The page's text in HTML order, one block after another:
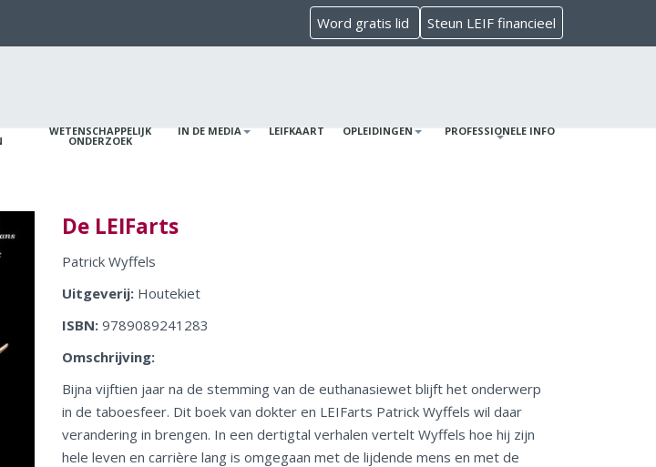
Word gratis lid Steun LEIF financieel
WETENSCHAPPELIJK
ONDERZOEK
IN DE MEDIA LEIFKAART OPLEIDINGEN PROFESSIONELE INFO
De LEIFarts
Patrick Wyffels
Uitgeverij: Houtekiet
ISBN:9789089241283
Omschrijving:
Bijna vijftien jaar na de stemming van de euthanasiewet blijft het onderwerp
in de taboesfeer. Dit boek van dokter en LEIFarts Patrick Wyffels wil daar
verandering in brengen. In een dertigtal verhalen vertelt Wyffels hoe hij zijn
hele leven en carrière lang is omgegaan met de lijdende mens en met de